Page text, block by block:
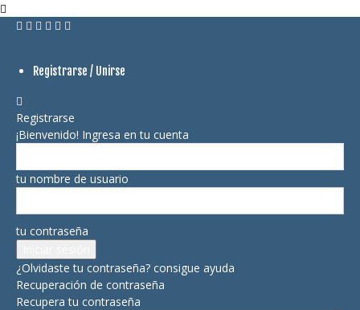
Registrarse / Unirse
Registrarse
¡Bienvenido! Ingresa en tu cuenta
tu nombre de usuario
tu contraseña
¿Olvidaste tu contraseña? consigue ayuda
Recuperación de contraseña
Recupera tu contraseña